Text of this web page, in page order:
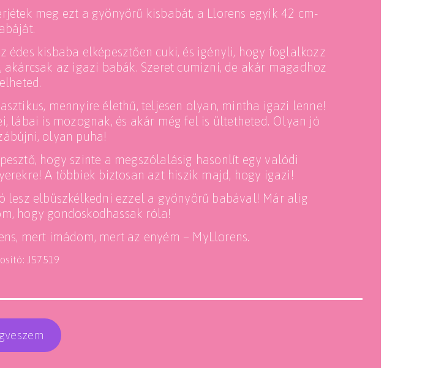
meg ezt a gyönyörű kisbabát, a Llorens egyik 42 cm-
édes kisbaba elképesztően cuki, és igényli, hogy foglalkozz
akárcsak az igazi babák. Szeret cumizni, de akár magadhoz
mennyire élethű, teljesen olyan, mintha igazi lenne!
lábai is mozognak, és akár még fel is ültetheted. Olyan jó
olyan puha!
hogy szinte a megszólalásig hasonlít egy valódi
A többiek biztosan azt hiszik majd, hogy igazi!
lesz elbüszkélkedni ezzel a gyönyörű babával! Már alig
hogy gondoskodhassak róla!
mert imádom, mert az enyém – MyLlorens.
J57519